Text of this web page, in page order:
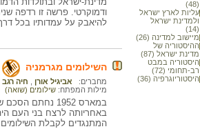
(48)
עליות לארץ ישראל
ולמדינת ישראל
(14)
מיישוב למדינה (26)
ההיסטוריה של
מדינת ישראל (87)
היסטוריה במבט
רב-תחומי (72)
היסטוריוגרפיה (36)
ודמוקרטי. פרשה זו רדפה
להיאבק על עמדותיו בכל
השילומים מגרמניה
מחברים: אביגיל אורן
חיה רגב
מילות המפתח: שילומים (שואה)
במארס 1952
באחריותה לרצח בני העם
המתנגדים לקבלת